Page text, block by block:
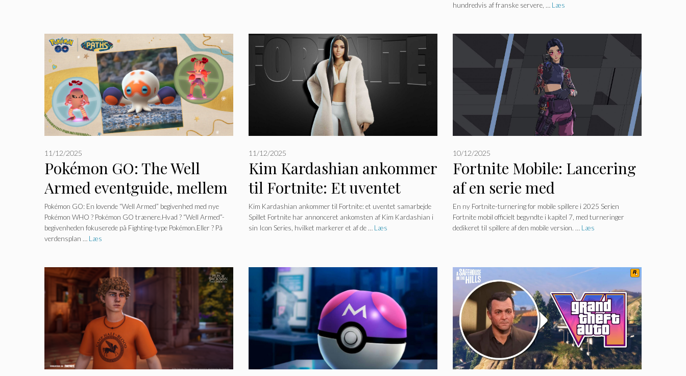
hundredvis af franske servere, … Læs
Pokémon GO: The Well
Armed eventguide, mellem
overraskelser og
udfordringer!
11/12/2025
Pokémon GO: En lovende “Well Armed” begivenhed med nye
Pokémon WHO ? Pokémon GO trænere.Hvad ? “Well Armed”-
begivenheden fokuserede på Fighting-type Pokémon.Eller ? På
verdensplan … Læs
Kim Kardashian ankommer
til Fortnite: Et uventet
samarbejde med
overraskelser!
11/12/2025
Kim Kardashian ankommer til Fortnite: et uventet samarbejde
Spillet Fortnite har annonceret ankomsten af ​​Kim Kardashian i
sin Icon Series, hvilket markerer et af de … Læs
Fortnite Mobile: Lancering
af en serie med
spektakulære finaler og nye
udfordringer!
10/12/2025
En ny Fortnite-turnering for mobile spillere i 2025 Serien
Fortnite mobil officielt begyndte i kapitel 7, med turneringer
dedikeret til spillere af den mobile version. … Læs